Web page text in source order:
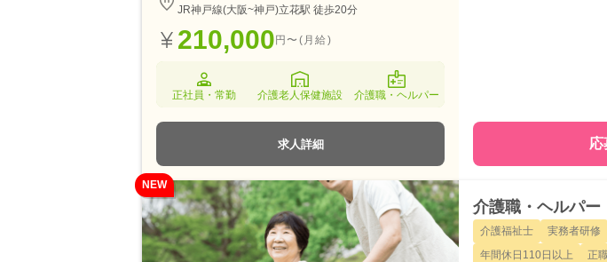
JR神戸線(大阪~神戸)立花駅 徒歩20分
210,000円〜(月給)
正社員・常勤 介護老人保健施設 介護職・ヘルパー
求人詳細 応
NEW
介護職・ヘルパー
介護福祉士 実務者研修
年間休日110日以上
正